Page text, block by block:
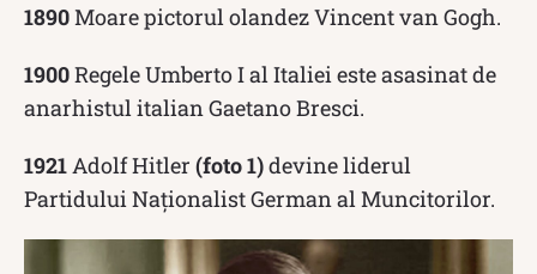
1890Moare pictorul olandez Vincent van Gogh.
1900Regele Umberto I al Italiei este asasinat de
anarhistul italian Gaetano Bresci.
1921 Adolf Hitler (foto 1)devine liderul
Partidului Naţionalist German al Muncitorilor.